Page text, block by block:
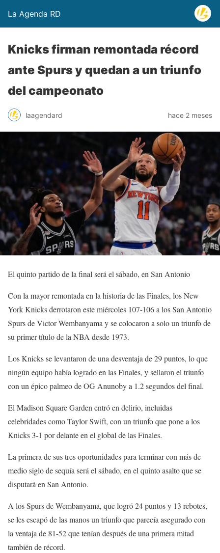
La Agenda RD
Knicks firman remontada récord
ante Spurs y quedan a un triunfo
del campeonato
laagendard hace 2 meses
El quinto partido de la final será el sábado, en San Antonio
Con la mayor remontada en la historia de las Finales, los New
York Knicks derrotaron este miércoles 107-106 a los San Antonio
Spurs de Victor Wembanyama y se colocaron a solo un triunfo de
su primer título de la NBA desde 1973.
Los Knicks se levantaron de una desventaja de 29 puntos, lo que
ningún equipo había logrado en las Finales, y sellaron el triunfo
con un épico palmeo de OG Anunoby a 1.2 segundos del final.
El Madison Square Garden entró en delirio, incluidas
celebridades como Taylor Swift, con un triunfo que pone a los
Knicks 3-1 por delante en el global de las Finales.
La primera de sus tres oportunidades para terminar con más de
medio siglo de sequía será el sábado, en el quinto asalto que se
disputará en San Antonio.
A los Spurs de Wembanyama, que logró 24 puntos y 13 rebotes,
se les escapó de las manos un triunfo que parecía asegurado con
la ventaja de 81-52 que tenían después de una primera mitad
también de récord.